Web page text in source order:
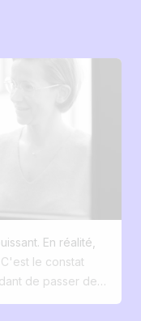
sous forme de
données (listes,
croisés)
Excel est un
de
complexes.
reste
En réalité,
C'est le constat
de passer de